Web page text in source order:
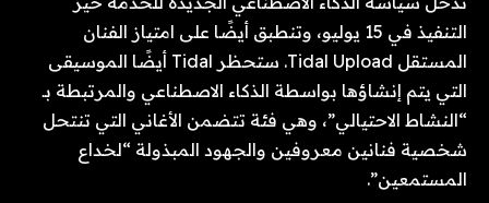
التنفيذ في 15 يوليو، وتنطبق أيضًا على امتياز الفنان
المستقل Tidal Upload. ستحظر Tidal أيضًا الموسيقى
التي يتم إنشاؤها بواسطة الذكاء الاصطناعي والمرتبطة بـ
“النشاط الاحتيالي”، وهي فئة تتضمن الأغاني التي تنتحل
شخصية فنانين معروفين والجهود المبذولة “لخداع
المستمعين”.